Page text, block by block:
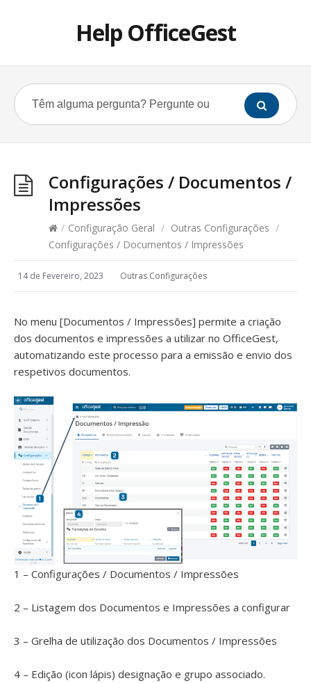
Help OfficeGest
Configurações / Documentos /
Impressões
/ Configuração Geral / Outras Configurações /
Configurações / Documentos / Impressões
14 de Fevereiro, 2023 Outras Configurações
No menu [Documentos / Impressões] permite a criação
dos documentos e impressões a utilizar no OfficeGest,
automatizando este processo para a emissão e envio dos
respetivos documentos.
1 – Configurações / Documentos / Impressões
2 – Listagem dos Documentos e Impressões a configurar
3 – Grelha de utilização dos Documentos / Impressões
4 – Edição (icon lápis) designação e grupo associado.